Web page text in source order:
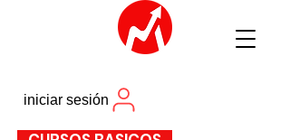
iniciar sesión